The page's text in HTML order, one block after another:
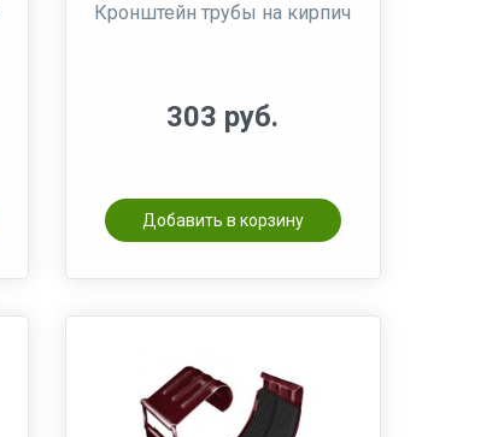
Кронштейн трубы на кирпич
303 руб.
Добавить в корзину